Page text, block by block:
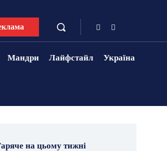
Мандри Лайфстайл Україна
на цьому тижні